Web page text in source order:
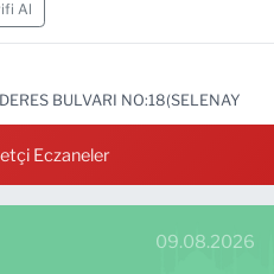
Al
BULVARI NO:18(SELENAY
AlEczaneler
09.08.2026